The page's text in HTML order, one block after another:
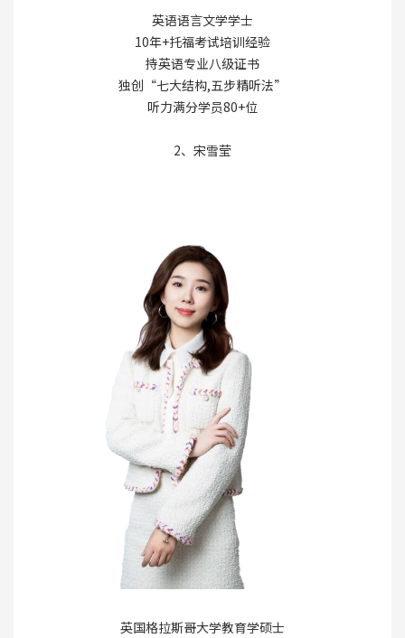
英语语言文学学士
10年+托福考试培训经验
持英语专业八级证书
独创“七大结构,五步精听法”
听力满分学员80+位
2、宋雪莹
英国格拉斯哥大学教育学硕士